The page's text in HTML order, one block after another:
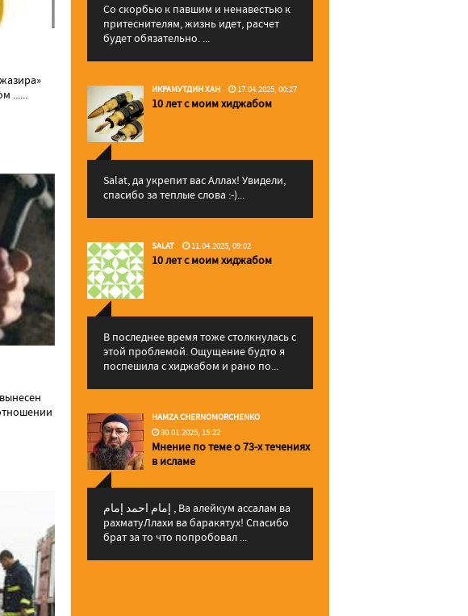
......
Со скорбью к павшим и ненавестью к
притеснителям, жизнь идет, расчет
будет обязательно. ...
ИКРАМУТДИН ХАН 17.04.2025, 00:27
10 лет с моим хиджабом
Salat, да укрепит вас Аллаx! Увидели,
спасибо за теплые слова :-)...
SALAT 11.04.2025, 09:02
10 лет с моим хиджабом
В последнее время тоже столкнулась с
этой проблемой. Ощущение будто я
поспешила с хиджабом и рано по...
HAMZA CHERNOMORCHENKO
30.01.2025, 15:22
Мнение по теме о 73-х течениях
в исламе
إمام احمد إمام , Ва алейкум ассалам ва
рахматуЛлахи ва баракятух! Спасибо
брат за то что попробовал ...